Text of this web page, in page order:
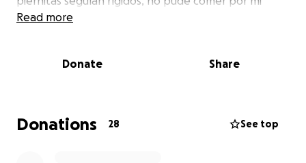
boquita así que me tuvieron que poner una sonda
Pase por muchos estudios diferentes, ultrasonidos,
había sufrido de hipoxia y trombosis.
Read more
Donate Share
Donations 28 See top